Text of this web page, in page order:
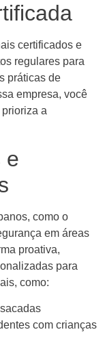
certificados e
regulares para
práticas de
empresa, você
a
e
como o
em áreas
proativa,
para
como:
com crianças